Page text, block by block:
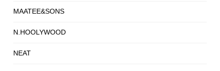
MAATEE&SONS
N.HOOLYWOOD
NEAT